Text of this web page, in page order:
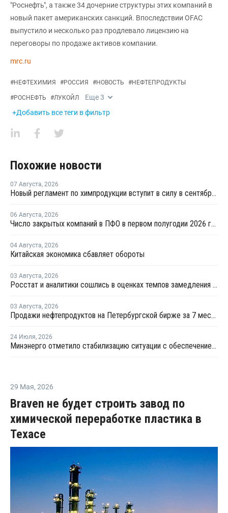
"Роснефть", а также 34 дочерние структуры этих компаний в
новый пакет американских санкций. Впоследствии OFAC
выпустило и несколько раз продлевало лицензию на
переговоры по продаже активов компании.
mrc.ru
#НЕФТЕХИМИЯ #РОССИЯ #НОВОСТЬ #НЕФТЕПРОДУКТЫ
#РОСНЕФТЬ #ЛУКОЙЛ Еще3
+Добавить все теги в фильтр
Похожие новости
07 Августа, 2026
Новый регламент по химпродукции вступит в силу в сентябре 2027 года
06 Августа, 2026
Число закрытых компаний в ПФО в первом полугодии 2026 года вдвое превысило число новых
04 Августа, 2026
Китайская экономика сбавляет обороты
03 Августа, 2026
Росстат и аналитики сошлись в оценках темпов замедления экономики
03 Августа, 2026
Продажи нефтепродуктов на Петербургской бирже за 7 месяцев снизились на 11,2%, в июле – на 35,6%
24 Июля, 2026
Минэнерго отметило стабилизацию ситуации с обеспечением топливом в ряде регионов
29 Мая, 2026
Braven не будет строить завод по
химической переработке пластика в
Техасе